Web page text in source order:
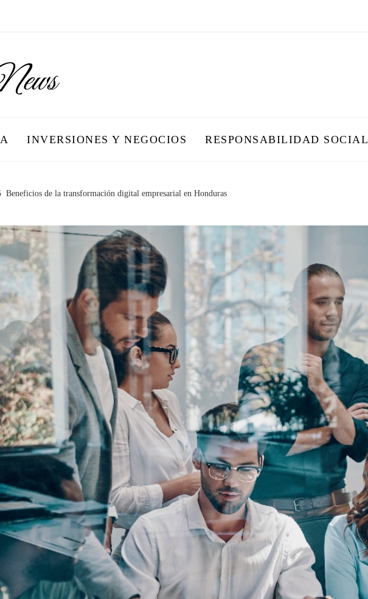
INVERSIONES Y NEGOCIOS RESPONSABILIDAD SOCIAL
Beneficios de la transformación digital empresarial en Honduras